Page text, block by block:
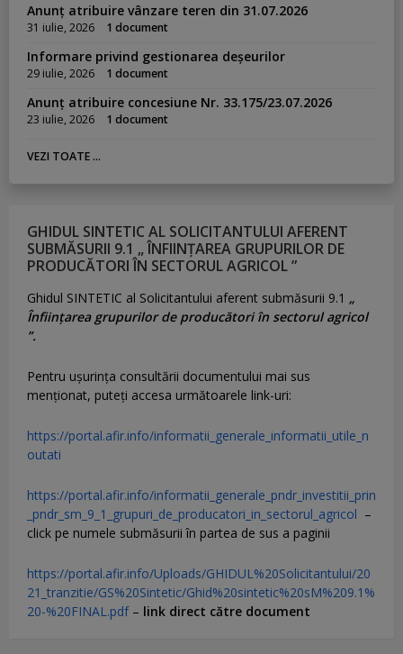
Anunț atribuire vânzare teren din 31.07.2026
31 iulie, 2026 1 document
Informare privind gestionarea deșeurilor
29 iulie, 2026 1 document
Anunț atribuire concesiune Nr. 33.175/23.07.2026
23 iulie, 2026 1 document
VEZI TOATE ...
GHIDUL SINTETIC AL SOLICITANTULUI AFERENT
SUBMĂSURII 9.1 „ ÎNFIINȚAREA GRUPURILOR DE
PRODUCĂTORI ÎN SECTORUL AGRICOL ”
Ghidul SINTETIC al Solicitantului aferent submăsurii 9.1 „
Înființarea grupurilor de producători în sectorul agricol
”.
Pentru uşurinţa consultării documentului mai sus
menţionat, puteţi accesa următoarele link-uri:
https://portal.afir.info/informatii_generale_informatii_utile_n
outati
https://portal.afir.info/informatii_generale_pndr_investitii_prin
_pndr_sm_9_1_grupuri_de_producatori_in_sectorul_agricol –
click pe numele submăsurii în partea de sus a paginii
https://portal.afir.info/Uploads/GHIDUL%20Solicitantului/20
21_tranzitie/GS%20Sintetic/Ghid%20sintetic%20sM%209.1%
20-%20FINAL.pdf– link direct către document